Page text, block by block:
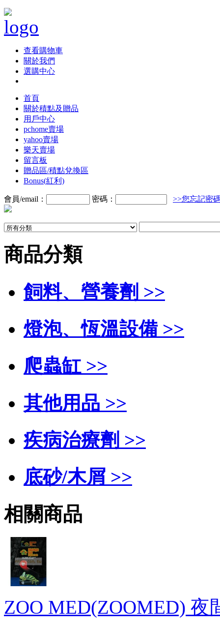
查看購物車
關於我們
選購中心
首頁
關於積點及贈品
用戶中心
pchome賣場
yahoo賣場
樂天賣場
留言板
贈品區/積點兌換區
Bonus(紅利)
會員/email： 密碼： >>您忘記密
商品分類
飼料、營養劑 >>
燈泡、恆溫設備 >>
爬蟲缸 >>
其他用品 >>
疾病治療劑 >>
底砂/木屑 >>
相關商品
ZOO MED(ZOOMED) 夜